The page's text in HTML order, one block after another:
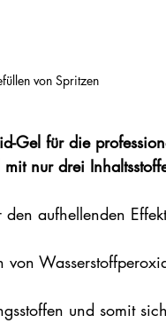
von Spritzen
Gel für die
nur drei
aufhellenden
und somit